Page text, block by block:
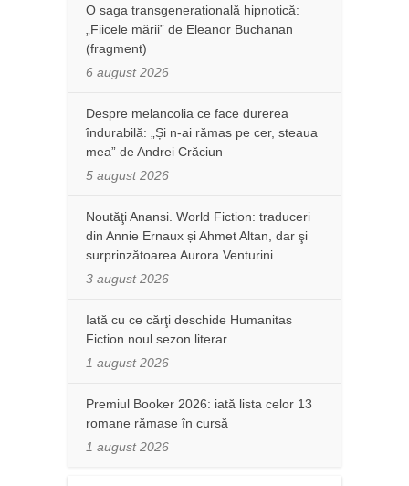
O saga transgenerațională hipnotică:
„Fiicele mării” de Eleanor Buchanan
(fragment)
6 august 2026
Despre melancolia ce face durerea
îndurabilă: „Și n-ai rămas pe cer, steaua
mea” de Andrei Crăciun
5 august 2026
Noutăţi Anansi. World Fiction: traduceri
din Annie Ernaux și Ahmet Altan, dar şi
surprinzătoarea Aurora Venturini
3 august 2026
Iată cu ce cărţi deschide Humanitas
Fiction noul sezon literar
1 august 2026
Premiul Booker 2026: iată lista celor 13
romane rămase în cursă
1 august 2026